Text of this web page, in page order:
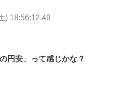
) 18:56:12.49
円安」って感じかな？